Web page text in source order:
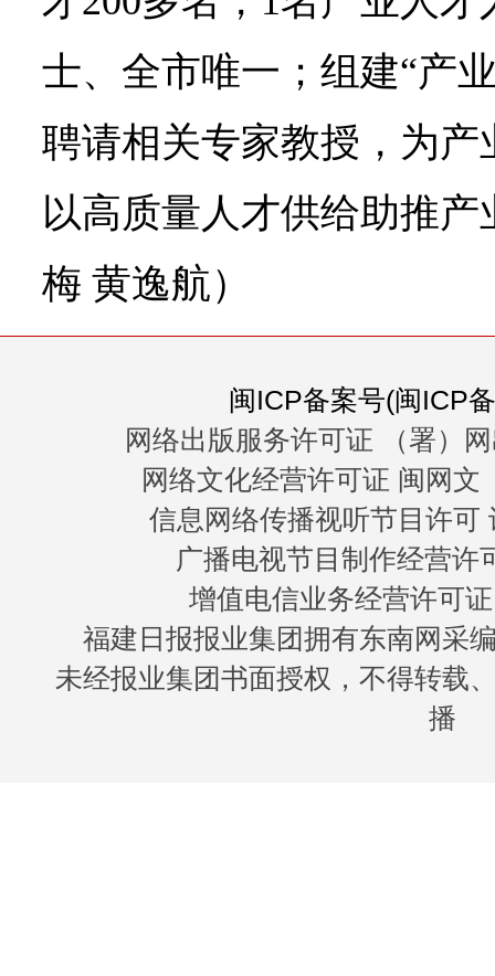
士、全市唯一；组建“产
聘请相关专家教授，为产
以高质量人才供给助推
梅 黄逸航）
闽ICP备案号(闽ICP
网络出版服务许可证 （署）
网络文化经营许可证 闽网文
信息网络传播视听节目许可
广播电视节目制作经营许
增值电信业务经营许可
福建日报报业集团拥有东南网采
未经报业集团书面授权，不得转载
播